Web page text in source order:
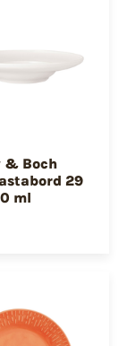
& Boch
29
ml